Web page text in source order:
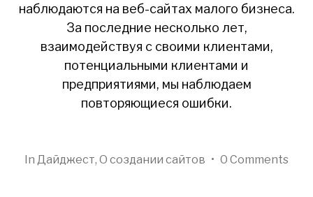
наблюдаются на веб-сайтах малого бизнеса.
За последние несколько лет,
взаимодействуя с своими клиентами,
потенциальными клиентами и
предприятиями, мы наблюдаем
повторяющиеся ошибки.
In Дайджест, О создании сайтов • 0 Comments